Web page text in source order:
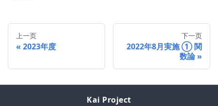
上一页
2023年度
下一页
2022年8月実施 ① 関
数論
Kai Project